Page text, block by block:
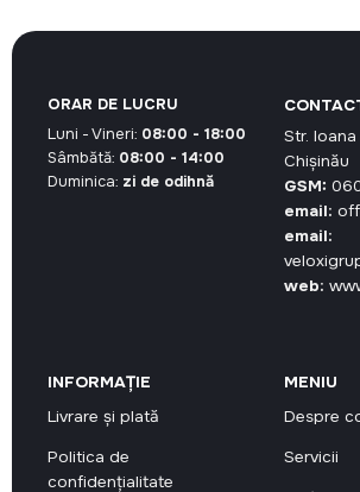
Str.
Chișinău
GSM:
email:
email:
web:
INFORMAȚIE
Livrare și plată
Politica de
confidențialitate
MENIU
Despre
Servicii
ORAR DE LUCRU
Luni - Vineri: 08:00 - 18:00
Sâmbătă: 08:00 - 14:00
Duminica: zi de odihnă